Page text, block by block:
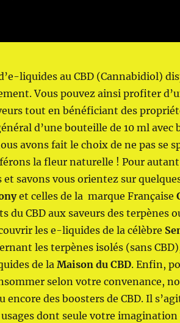
liquides au CBD (Cannabidiol)
Vous pouvez ainsi profiter
tout en bénéficiant des
d’une bouteille de 10 ml avec
avons fait le choix de ne pas se
la fleur naturelle ! Pour
savons vous orientez sur
et celles de la marque Française
CBD aux saveurs des terpènes
les e-liquides de la célèbre
les terpènes isolés (sans
de laMaison du CBD. Enfin,
selon votre convenance,
des boosters de CBD. Il
dont seule votre